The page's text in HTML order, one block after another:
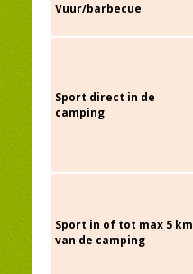
Vuur/barbecue
Sport direct in de
camping
Sport in of tot max 5 km
van de camping